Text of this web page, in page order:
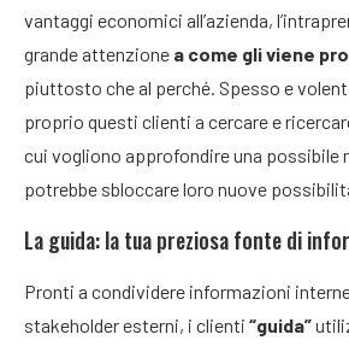
vantaggi economici all’azienda,
grande attenzione a come gli viene
piuttosto che al perché. Spesso e
proprio questi clienti a cercare e
cui vogliono approfondire una possibile
potrebbe sbloccare loro nuove
La guida: la tua preziosa fonte di
Pronti a condividere informazioni interne
stakeholder esterni, i clienti “guida”